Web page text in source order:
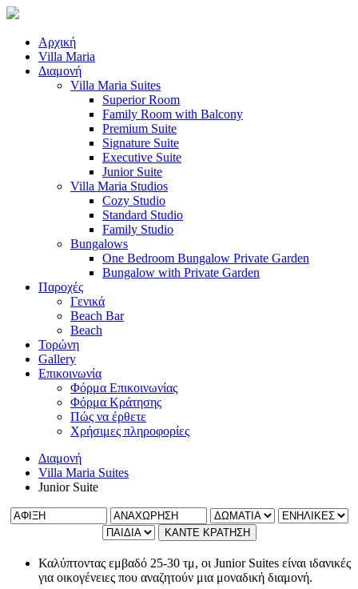
Αρχική
Villa Maria
Διαμονή
Villa Maria Suites
Superior Room
Family Room with Balcony
Premium Suite
Signature Suite
Executive Suite
Junior Suite
Villa Maria Studios
Cozy Studio
Standard Studio
Family Studio
Bungalows
One Bedroom Bungalow Private Garden
Bungalow with Private Garden
Παροχές
Γενικά
Beach Bar
Beach
Τορώνη
Gallery
Επικοινωνία
Φόρμα Επικοινωνίας
Φόρμα Κράτησης
Πώς να έρθετε
Χρήσιμες πληροφορίες
Διαμονή
Villa Maria Suites
Junior Suite
ΚΑΝΤΕ ΚΡΑΤΗΣΗ
Καλύπτοντας εμβαδό 25-30 τμ, οι Junior Suites είναι ιδανικές
για οικογένειες που αναζητούν μια μοναδική διαμονή.